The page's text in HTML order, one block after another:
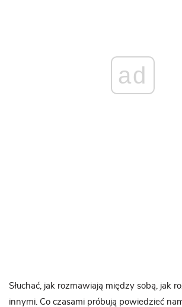
ad
Słuchać, jak rozmawiają między sobą, jak
innymi. Co czasami próbują powiedzieć